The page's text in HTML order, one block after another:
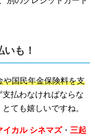
も！
や国民年金保険料を支
支払わなければならな
ても嬉しいですね。
イカル シネマズ・ 三起